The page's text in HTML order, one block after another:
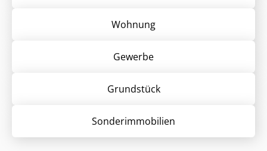
Wohnung
Gewerbe
Grund­stück
Sonder­immobilien